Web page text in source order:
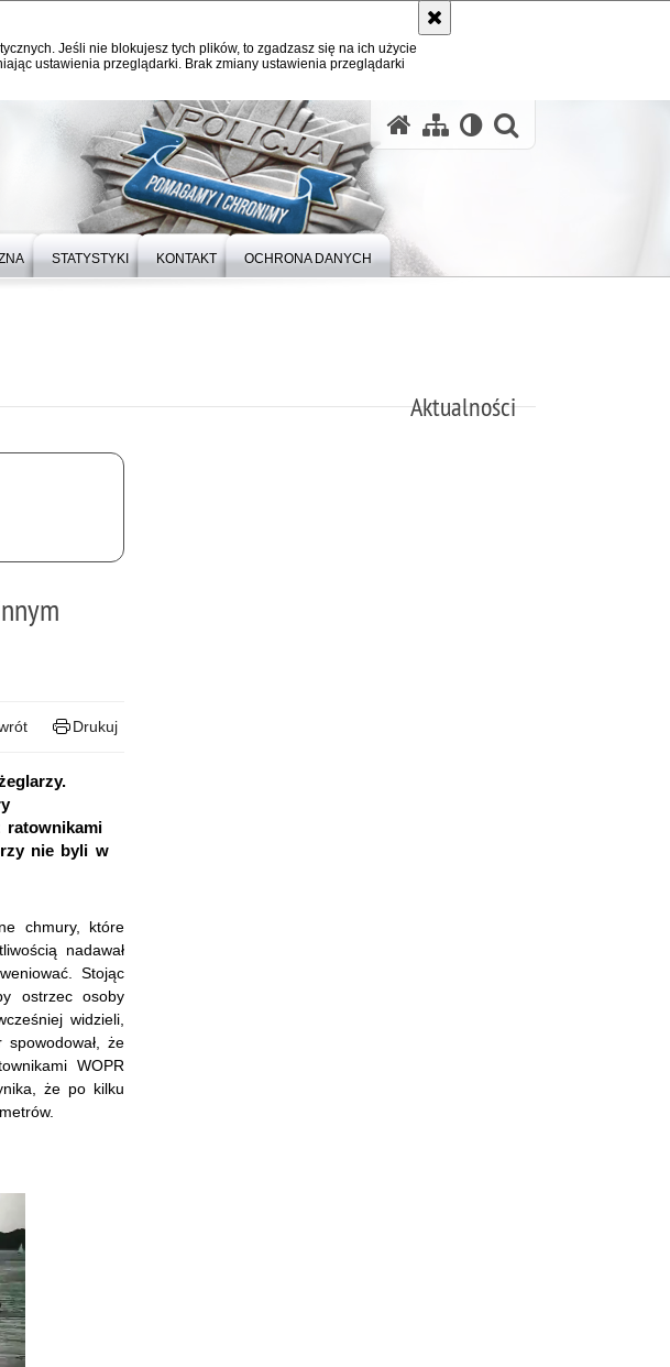
Jeśli nie blokujesz tych plików, to zgadzasz się na ich użycie
ustawienia przeglądarki. Brak zmiany ustawienia przeglądarki
STATYSTYKI KONTAKT OCHRONA DANYCH
Aktualności
Drukuj
ratownikami
nie byli w
chmury, które
nadawał
Stojąc
ostrzec osoby
widzieli,
że
WOPR
że po kilku